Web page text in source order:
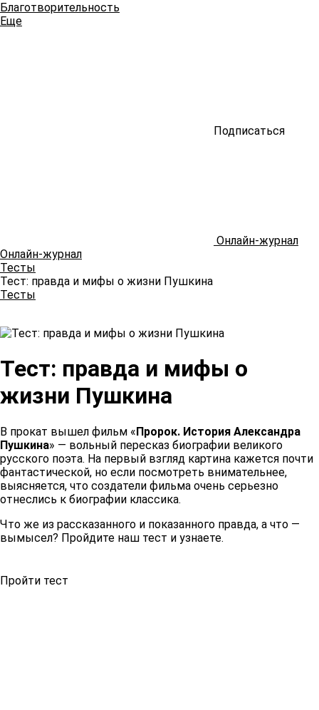
Благотворительность
Еще
Подписаться
Онлайн-журнал
Онлайн-журнал
Тесты
Тест: правда и мифы о жизни Пушкина
Тесты
Тест: правда и мифы о
жизни Пушкина
В прокат вышел фильм «Пророк. История Александра
Пушкина» — вольный пересказ биографии великого
русского поэта. На первый взгляд картина кажется почти
фантастической, но если посмотреть внимательнее,
выясняется, что создатели фильма очень серьезно
отнеслись к биографии классика.
Что же из рассказанного и показанного правда, а что —
вымысел? Пройдите наш тест и узнаете.
Пройти тест